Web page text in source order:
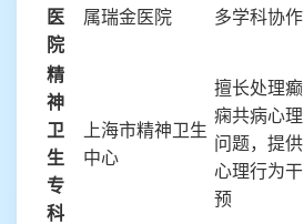
医
院
属瑞金医院
多学科协作
精
神
卫
生
专
科
上海市精神卫生
中心
擅长处理癫
痫共病心理
问题，提供
心理行为干
预